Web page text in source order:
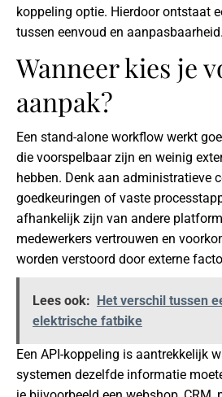
koppeling optie. Hierdoor ontstaat
tussen eenvoud en aanpasbaarheid.
Wanneer kies je
aanpak?
Een stand-alone workflow werkt
die voorspelbaar zijn en weinig
hebben. Denk aan administratieve
goedkeuringen of vaste
afhankelijk zijn van andere
medewerkers vertrouwen en
worden verstoord door externe
Lees ook: Het verschil tussen
elektrische fatbike
Een API-koppeling is aantrekkelijk
systemen dezelfde informatie